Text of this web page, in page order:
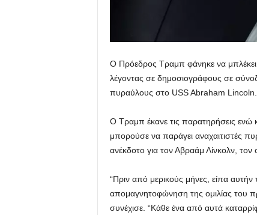
Ο Πρόεδρος Τραμπ φάνηκε να μπλέκει
λέγοντας σε δημοσιογράφους σε
πυραύλους στο USS Abraham Lincoln.
Ο Τραμπ έκανε τις παρατηρήσεις ενώ
μπορούσε να παράγει αναχαιτιστές
ανέκδοτο για τον Αβραάμ Λίνκολν,
“Πριν από μερικούς μήνες, είπα
απομαγνητοφώνηση της ομιλίας του
συνέχισε. “Κάθε ένα από αυτά